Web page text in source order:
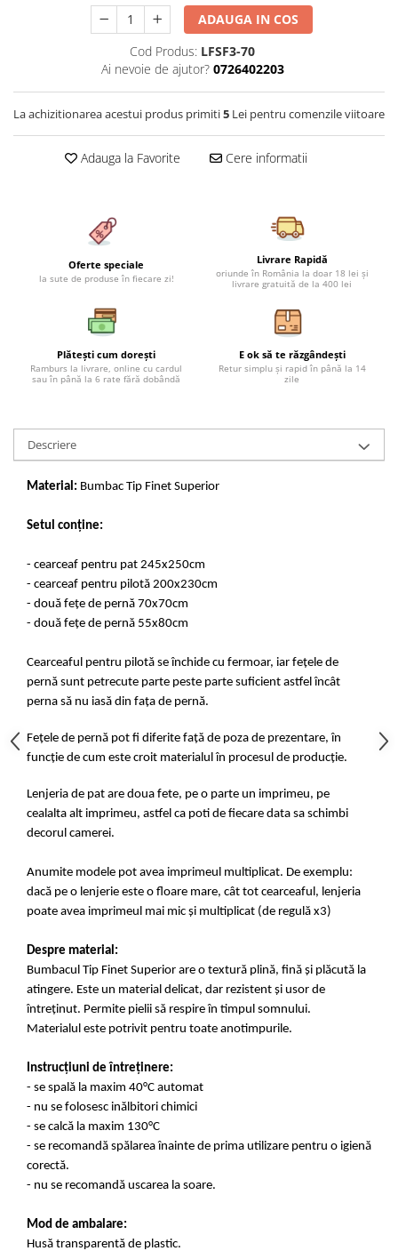
Cearceaf cu elastic 4 piese
Cearceaf normal 6 piese
Cearceaf cu elastic
Cearceaf normal
Lenjerii Pufoase Fluffy/ Rabbit
Bumbac Neted Nesatinat
Lenjerii Satin Premium
Lenjerii Jacquard
Lenjerii Creponate
Lenjerii pentru PASTE
Set Lenjerie + Draperii Pat Dublu
Huse De Pat Tricotate 160x200cm
Huse De Pat Tricotate 180x200cm
Huse Impermeabile
Huse Impermeabile 160x200cm
Huse Impermeabile 180x200cm
ADAUGA IN COS
Cod Produs: LFSF3-70
Ai nevoie de ajutor? 0726402203
La achizitionarea acestui produs primiti5 Lei pentru comenzile viitoare
Adauga la Favorite Cere informatii
Oferte speciale
la sute de produse în fiecare zi!
Livrare Rapidă
oriunde în România la doar 18 lei și
livrare gratuită de la 400 lei
Plătești cum dorești
Ramburs la livrare, online cu cardul
sau în până la 6 rate fără dobândă
E ok să te răzgândești
Retur simplu și rapid în până la 14
zile
Descriere
Material: Bumbac Tip Finet Superior
Setul conține:
- cearceaf pentru pat 245x250cm
- cearceaf pentru pilotă 200x230cm
- două fețe de pernă 70x70cm
- două fețe de pernă 55x80cm
Cearceaful pentru pilotă se închide cu fermoar, iar fețele de
pernă sunt petrecute parte peste parte suficient astfel încât
perna să nu iasă din fața de pernă.
Fețele de pernă pot fi diferite față de poza de prezentare, în
funcție de cum este croit materialul în procesul de producție.
Lenjeria de pat are doua fete, pe o parte un imprimeu, pe
cealalta alt imprimeu, astfel ca poti de fiecare data sa schimbi
decorul camerei.
Anumite modele pot avea imprimeul multiplicat. De exemplu:
dacă pe o lenjerie este o floare mare, cât tot cearceaful, lenjeria
poate avea imprimeul mai mic și multiplicat (de regulă x3)
Despre material:
Bumbacul Tip Finet Superior are o textură plină, fină și plăcută la
atingere. Este un material delicat, dar rezistent și usor de
întreținut. Permite pielii să respire în timpul somnului.
Materialul este potrivit pentru toate anotimpurile.
Instrucțiuni de întreținere:
- se spală la maxim 40°C automat
- nu se folosesc inălbitori chimici
- se calcă la maxim 130°C
- se recomandă spălarea înainte de prima utilizare pentru o igienă
corectă.
- nu se recomandă uscarea la soare.
Mod de ambalare:
Husă transparentă de plastic.